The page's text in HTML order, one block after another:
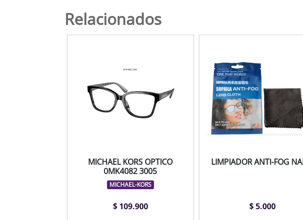
Relacionados
MICHAEL KORS OPTICO
0MK4082 3005
MICHAEL-KORS
$ 109.900
LIMPIADOR ANTI-FOG
$ 5.000